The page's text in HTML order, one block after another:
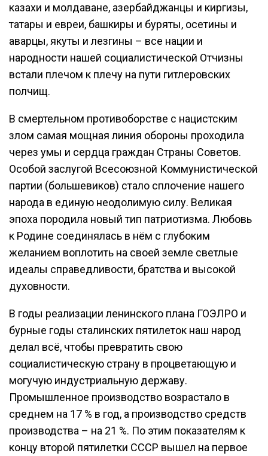
казахи и молдаване, азербайджанцы и киргизы,
татары и евреи, башкиры и буряты, осетины и
аварцы, якуты и лезгины – все нации и
народности нашей социалистической Отчизны
встали плечом к плечу на пути гитлеровских
полчищ.
В смертельном противоборстве с нацистским
злом самая мощная линия обороны проходила
через умы и сердца граждан Страны Советов.
Особой заслугой Всесоюзной Коммунистической
партии (большевиков) стало сплочение нашего
народа в единую неодолимую силу. Великая
эпоха породила новый тип патриотизма. Любовь
к Родине соединялась в нём с глубоким
желанием воплотить на своей земле светлые
идеалы справедливости, братства и высокой
духовности.
В годы реализации ленинского плана ГОЭЛРО и
бурные годы сталинских пятилеток наш народ
делал всё, чтобы превратить свою
социалистическую страну в процветающую и
могучую индустриальную державу.
Промышленное производство возрастало в
среднем на 17 % в год, а производство средств
производства – на 21 %. По этим показателям к
концу второй пятилетки СССР вышел на первое